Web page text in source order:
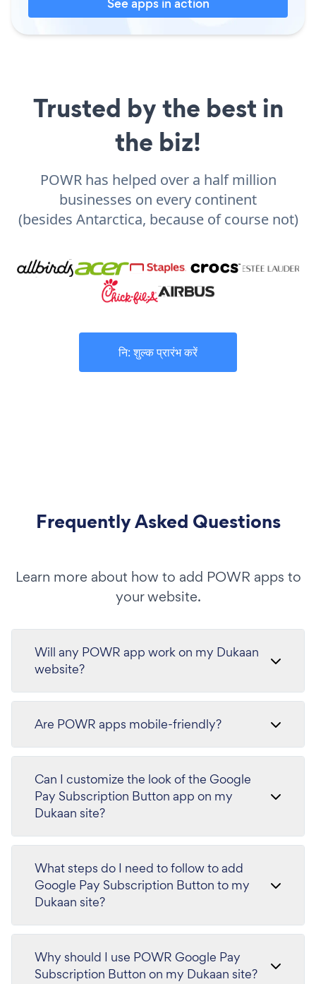
Trusted by the best in
the biz!
POWR has helped over a half million
businesses on every continent
(besides Antarctica, because of course not)
नि: शुल्क प्रारंभ करें
Frequently Asked Questions
Learn more about how to add POWR apps to
your website.
Will any POWR app work on my Dukaan
website?
Are POWR apps mobile-friendly?
Can I customize the look of the Google
Pay Subscription Button app on my
Dukaan site?
What steps do I need to follow to add
Google Pay Subscription Button to my
Dukaan site?
Why should I use POWR Google Pay
Subscription Button on my Dukaan site?